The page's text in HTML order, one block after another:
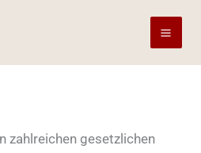
zahlreichen gesetzlichen